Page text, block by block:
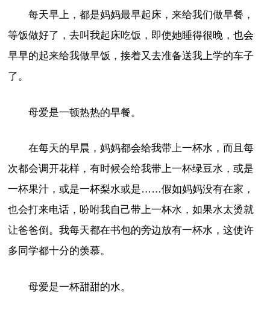
每天早上，都是妈妈最早起床，来给我们做早餐，
等饭做好了，去叫我起床吃饭，即使她睡得很晚，也会
早早的起来给我做早饭，接着又去准备送我上学的车子
了。
母爱是一顿热热的早餐。
在每天的早晨，妈妈都会给我带上一杯水，而且每
次都会调开花样，有时候会给我带上一杯绿豆水，或是
一杯果汁，或是一杯梨水或是……假如妈妈没有在家，
也会打来电话，吩咐我自己带上一杯水，如果水太烫就
让爸爸倒。我每天都在书包的旁边放有一杯水，这使许
多同学都十分的羡慕。
母爱是一杯甜甜的水。